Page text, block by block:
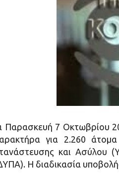
Παρασκευή 7 Οκτωβρίου
για 2.260
και Ασύλου
Η διαδικασία